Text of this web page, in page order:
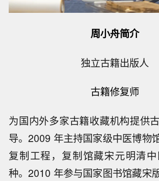
周小舟简介
独立古籍出版人
古籍修复师
为国内外多家古籍收藏机构提供
导。2009 年主持国家级中医博物
复制工程，复制馆藏宋元明清
种。2010 年参与国家图书馆藏宋